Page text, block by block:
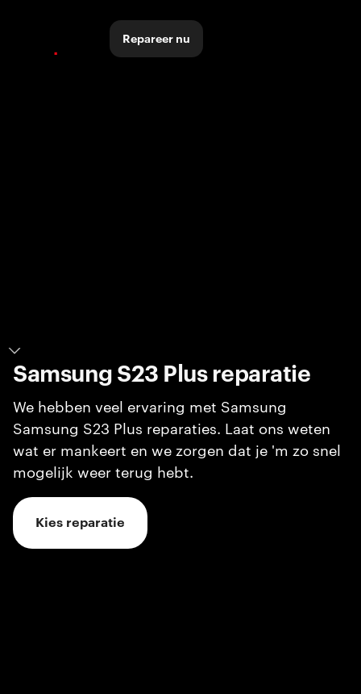
Repareer nu
Samsung S23 Plusreparatie
We hebben veel ervaring met Samsung
Samsung S23 Plus reparaties. Laat ons weten
wat er mankeert en we zorgen dat je 'm zo snel
mogelijk weer terug hebt.
Kies reparatie